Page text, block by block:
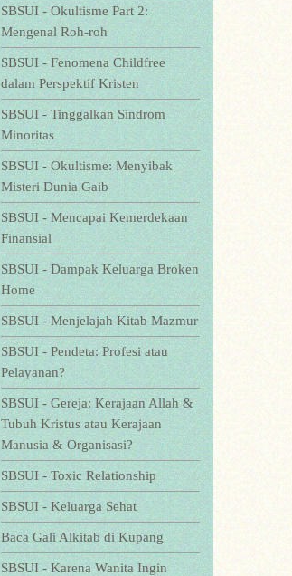
SBSUI - Okultisme Part 2:
Mengenal Roh-roh
SBSUI - Fenomena Childfree
dalam Perspektif Kristen
SBSUI - Tinggalkan Sindrom
Minoritas
SBSUI - Okultisme: Menyibak
Misteri Dunia Gaib
SBSUI - Mencapai Kemerdekaan
Finansial
SBSUI - Dampak Keluarga Broken
Home
SBSUI - Menjelajah Kitab Mazmur
SBSUI - Pendeta: Profesi atau
Pelayanan?
SBSUI - Gereja: Kerajaan Allah &
Tubuh Kristus atau Kerajaan
Manusia & Organisasi?
SBSUI - Toxic Relationship
SBSUI - Keluarga Sehat
Baca Gali Alkitab di Kupang
SBSUI - Karena Wanita Ingin